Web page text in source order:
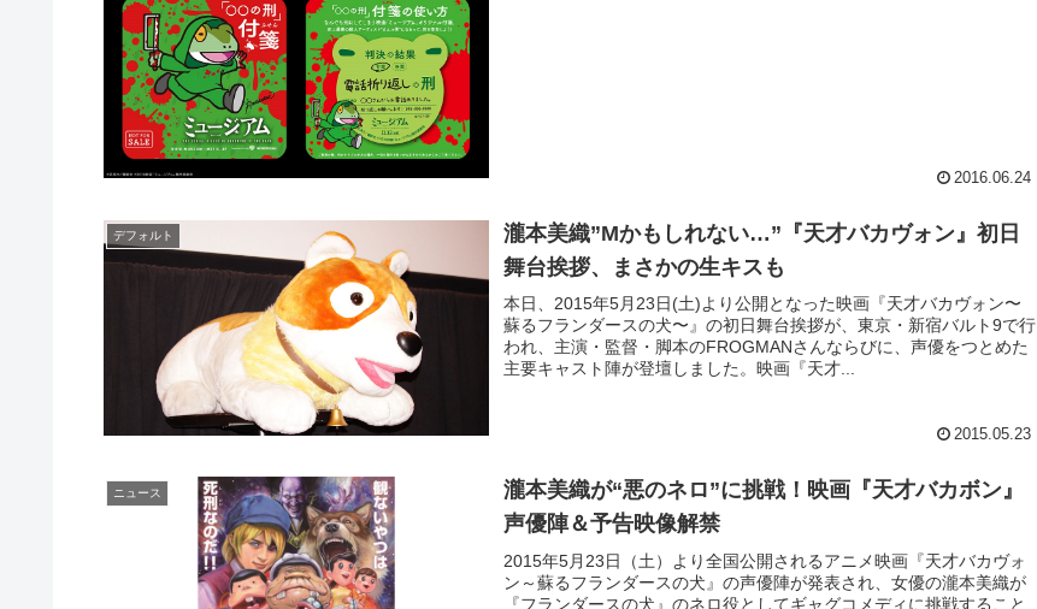
2016.06.24
デフォルト
瀧本美織”Mかもしれない…”『天才バカヴォン』初日
舞台挨拶、まさかの生キスも
本日、2015年5月23日(土)より公開となった映画『天才バカヴォン〜
蘇るフランダースの犬〜』の初日舞台挨拶が、東京・新宿バルト9で行
われ、主演・監督・脚本のFROGMANさんならびに、声優をつとめた
主要キャスト陣が登壇しました。映画『天才...
2015.05.23
ニュース
瀧本美織が“悪のネロ”に挑戦！映画『天才バカボン』
声優陣＆予告映像解禁
2015年5月23日（土）より全国公開されるアニメ映画『天才バカヴォ
ン～蘇るフランダースの犬』の声優陣が発表され、女優の瀧本美織が
『フランダースの犬』のネロ役としてギャグコメディに挑戦すること